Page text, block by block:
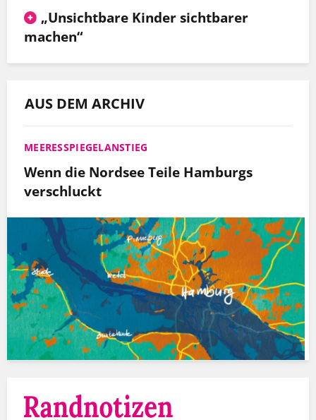
„Unsichtbare Kinder sichtbarer
machen“
AUS DEM ARCHIV
MEERESSPIEGELANSTIEG
Wenn die Nordsee Teile Hamburgs
verschluckt